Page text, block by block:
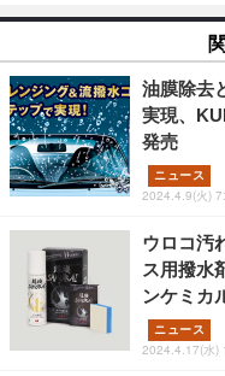
油膜除去
実現、
発売
ニュース
2024.4.9(火)
ウロコ汚
ス用撥水
ンケミカ
ニュース
2024.4.17(水)